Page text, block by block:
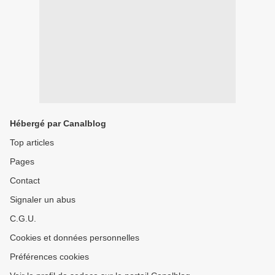
Hébergé par Canalblog
Top articles
Pages
Contact
Signaler un abus
C.G.U.
Cookies et données personnelles
Préférences cookies